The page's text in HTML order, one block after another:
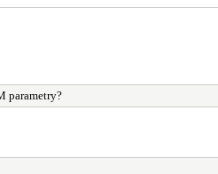
parametry?